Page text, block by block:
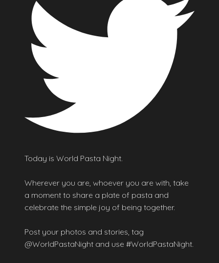
Today is World Pasta Night.
Wherever you are, whoever you are with, take
a moment to share a plate of pasta and
celebrate the simple joy of being together.
Post your photos and stories, tag
@WorldPastaNight and use #WorldPastaNight.